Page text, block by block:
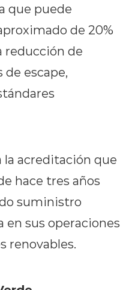
que puede
de 20%
reducción de
de escape,
la acreditación que
hace tres años
suministro
sus operaciones
renovables.